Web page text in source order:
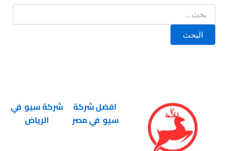
افضل شركة
سيو في مصر
شركة سيو في
الرياض